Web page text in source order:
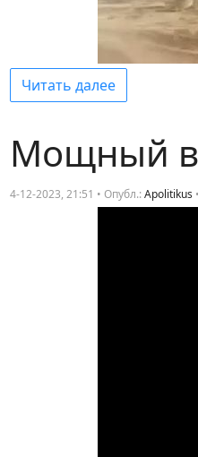
Читать далее
Мощный
4-12-2023, 21:51 • Опубл.:Apolitikus •